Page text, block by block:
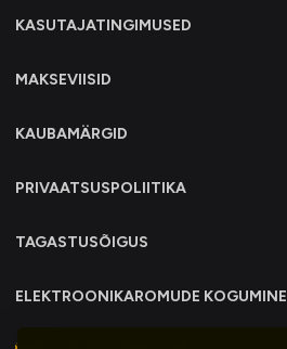
KASUTAJATINGIMUSED
MAKSEVIISID
KAUBAMÄRGID
PRIVAATSUSPOLIITIKA
TAGASTUSÕIGUS
ELEKTROONIKAROMUDE KOGUMINE